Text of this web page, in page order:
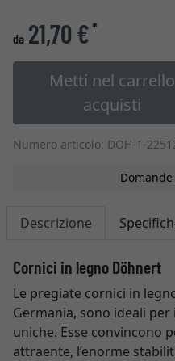
da 21,70 €*
Metti nel carrello
acquisti
Numero articolo: DOH-1-
Descrizione
Cornici in legno Döhnert
Le pregiate cornici in
Germania, sono ideali
uniche. Esse convincono
attraente, l’enorme